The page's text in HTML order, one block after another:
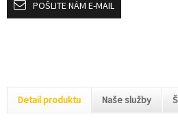
POŠLITE NÁM E-MAIL
Detail produktu Naše služby